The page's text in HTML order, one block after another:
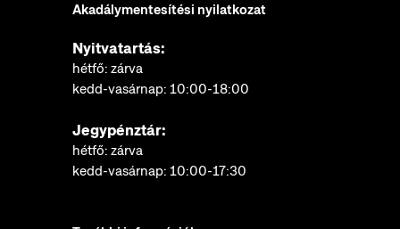
Akadálymentesítési nyilatkozat
Nyitvatartás:
hétfő: zárva
kedd-vasárnap: 10:00-18:00
Jegypénztár:
hétfő: zárva
kedd-vasárnap: 10:00-17:30